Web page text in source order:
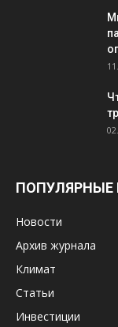
ПОПУЛЯРНЫЕ
Новости
Архив журнала
Климат
Статьи
Инвестиции